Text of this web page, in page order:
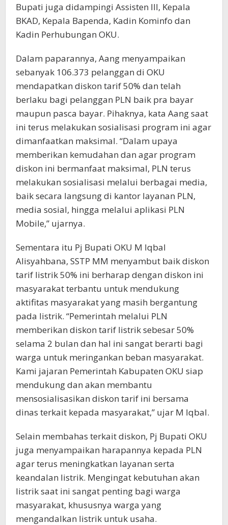
Bupati juga didampingi Assisten III, Kepala
BKAD, Kepala Bapenda, Kadin Kominfo dan
Kadin Perhubungan OKU.
Dalam paparannya, Aang menyampaikan
sebanyak 106.373 pelanggan di OKU
mendapatkan diskon tarif 50% dan telah
berlaku bagi pelanggan PLN baik pra bayar
maupun pasca bayar. Pihaknya, kata Aang saat
ini terus melakukan sosialisasi program ini agar
dimanfaatkan maksimal. “Dalam upaya
memberikan kemudahan dan agar program
diskon ini bermanfaat maksimal, PLN terus
melakukan sosialisasi melalui berbagai media,
baik secara langsung di kantor layanan PLN,
media sosial, hingga melalui aplikasi PLN
Mobile,” ujarnya.
Sementara itu Pj Bupati OKU M Iqbal
Alisyahbana, SSTP MM menyambut baik diskon
tarif listrik 50% ini berharap dengan diskon ini
masyarakat terbantu untuk mendukung
aktifitas masyarakat yang masih bergantung
pada listrik. “Pemerintah melalui PLN
memberikan diskon tarif listrik sebesar 50%
selama 2 bulan dan hal ini sangat berarti bagi
warga untuk meringankan beban masyarakat.
Kami jajaran Pemerintah Kabupaten OKU siap
mendukung dan akan membantu
mensosialisasikan diskon tarif ini bersama
dinas terkait kepada masyarakat,” ujar M Iqbal.
Selain membahas terkait diskon, Pj Bupati OKU
juga menyampaikan harapannya kepada PLN
agar terus meningkatkan layanan serta
keandalan listrik. Mengingat kebutuhan akan
listrik saat ini sangat penting bagi warga
masyarakat, khususnya warga yang
mengandalkan listrik untuk usaha.